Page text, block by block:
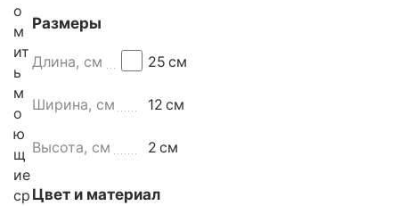
о
м
ит
ь
м
о
ю
щ
ие
ср
Размеры
Длина, см 25 см
Ширина, см 12 см
Высота, см 2 см
Цвет и материал